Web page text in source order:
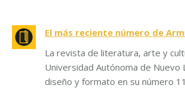
El más reciente número de
La revista de literatura, arte y
Universidad Autónoma de Nuevo
diseño y formato en su número